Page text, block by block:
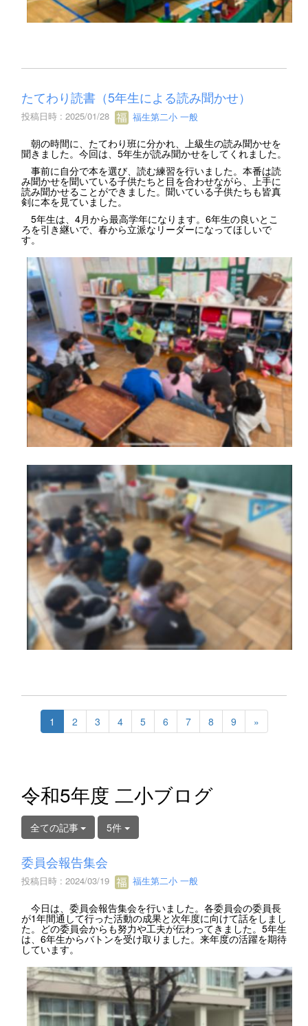
たてわり読書（5年生による読み聞かせ）
投稿日時 : 2025/01/28 福生第二小 一般
朝の時間に、たてわり班に分かれ、上級生の読み聞かせを
聞きました。今回は、5年生が読み聞かせをしてくれました。
事前に自分で本を選び、読む練習を行いました。本番は読
み聞かせを聞いている子供たちと目を合わせながら、上手に
読み聞かせることができました。聞いている子供たちも皆真
剣に本を見ていました。
5年生は、4月から最高学年になります。6年生の良いとこ
ろを引き継いで、春から立派なリーダーになってほしいで
す。
1 2 3 4 5 6 7 8 9 »
令和5年度 二小ブログ
全ての記事 5件
委員会報告集会
投稿日時 : 2024/03/19 福生第二小 一般
今日は、委員会報告集会を行いました。各委員会の委員長
が1年間通して行った活動の成果と次年度に向けて話をしまし
た。どの委員会からも努力や工夫が伝わってきました。5年生
は、6年生からバトンを受け取りました。来年度の活躍を期待
しています。